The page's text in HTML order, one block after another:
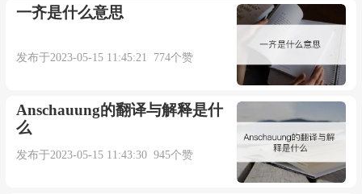
一齐是什么意思
发布于2023-05-15 11:45:21 774个赞
Anschauung的翻译与解释是什
么
发布于2023-05-15 11:43:30 945个赞